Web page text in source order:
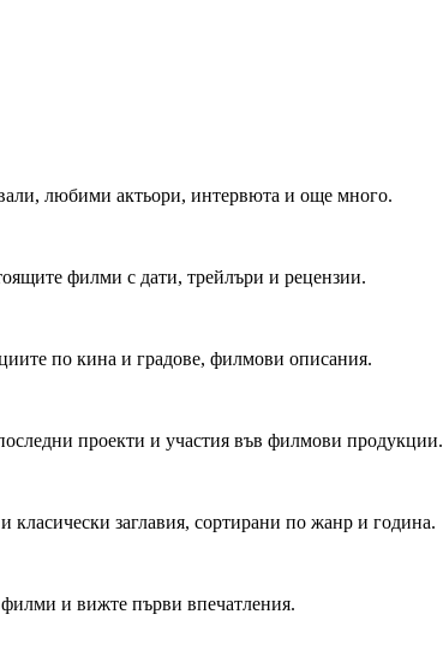
любими актьори, интервюта и още много.
филми с дати, трейлъри и рецензии.
по кина и градове, филмови описания.
проекти и участия във филмови продукции.
заглавия, сортирани по жанр и година.
и вижте първи впечатления.